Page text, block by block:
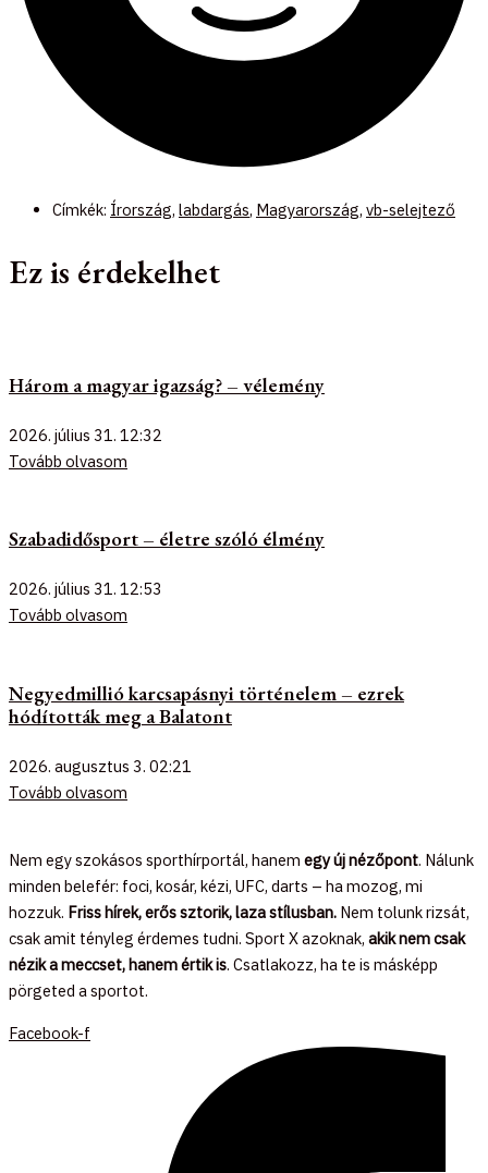
Címkék: Írország, labdargás, Magyarország, vb-selejtező
Ez is érdekelhet
Három a magyar igazság? – vélemény
2026. július 31. 12:32
Tovább olvasom
Szabadidősport – életre szóló élmény
2026. július 31. 12:53
Tovább olvasom
Negyedmillió karcsapásnyi történelem – ezrek
hódították meg a Balatont
2026. augusztus 3. 02:21
Tovább olvasom
Nem egy szokásos sporthírportál, hanem egy új nézőpont. Nálunk
minden belefér: foci, kosár, kézi, UFC, darts – ha mozog, mi
hozzuk. Friss hírek, erős sztorik, laza stílusban. Nem tolunk rizsát,
csak amit tényleg érdemes tudni. Sport X azoknak, akik nem csak
nézik a meccset, hanem értik is. Csatlakozz, ha te is másképp
pörgeted a sportot.
Facebook-f